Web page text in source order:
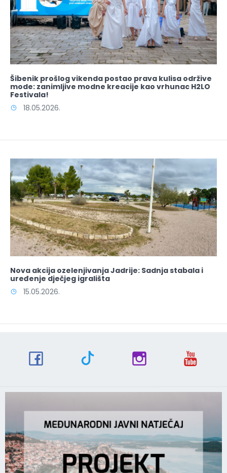
Šibenik prošlog vikenda postao prava kulisa održive
mode: zanimljive modne kreacije kao vrhunac H2LO
Festivala!
18.05.2026.
Nova akcija ozelenjivanja Jadrije: Sadnja stabala i
uređenje dječjeg igrališta
15.05.2026.